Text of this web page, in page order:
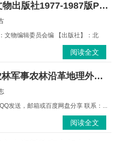
文物资料丛刊（全10册）文物出版社1977-1987版PDF电子版
文物编辑委员会编 【出版社】：北
阅读全文
爱辉县志：爱辉文史资料农林军事农林沿革地理外事财贸等爱辉县地方志PDF电子版下载
发送，邮箱或百度网盘分享 联系：...
阅读全文